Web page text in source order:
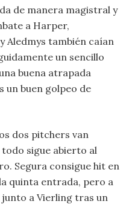
de manera magistral y
a Harper,
Aledmys también caían
un sencillo
buena atrapada
buen golpeo de
dos pitchers van
sigue abierto al
Segura consigue hit en
quinta entrada, pero a
a Vierling tras un